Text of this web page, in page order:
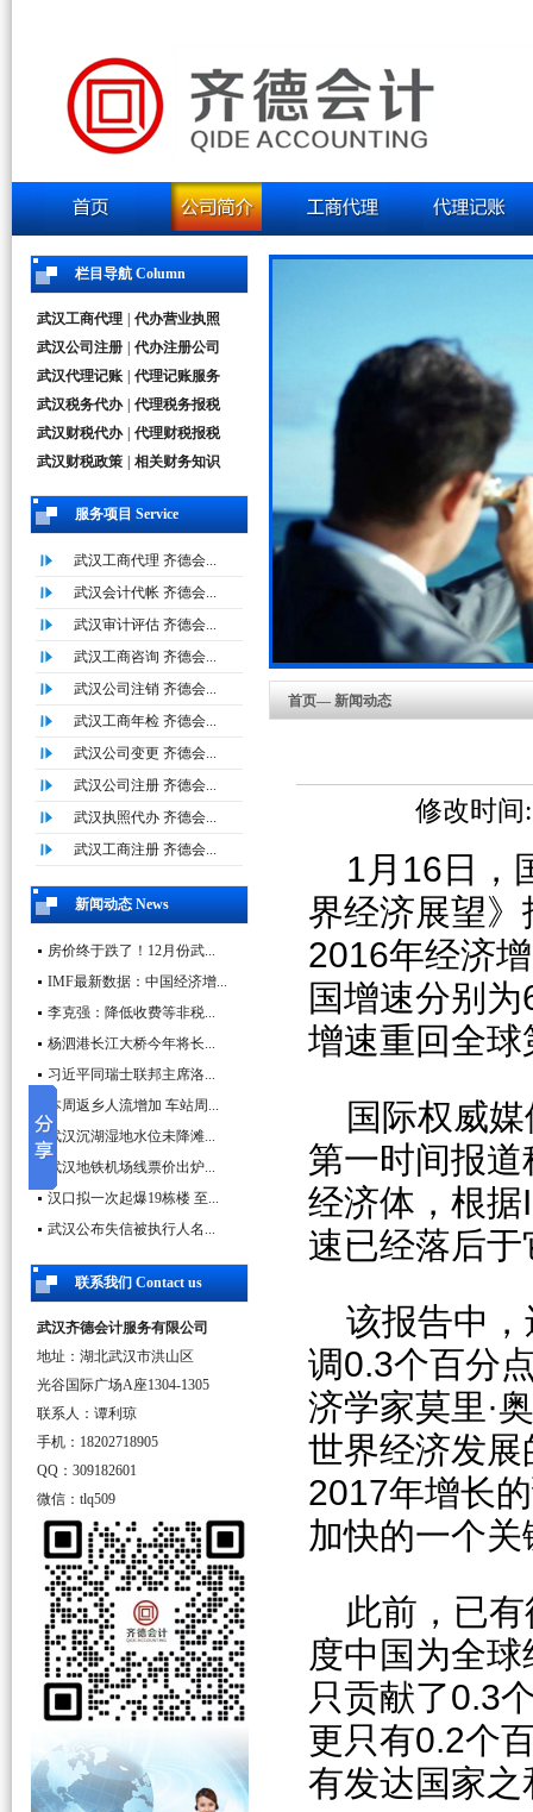
栏目导航 Column
武汉工商代理
代办营业执照
武汉公司注册
代办注册公司
武汉代理记账
代理记账服务
武汉税务代办
代理税务报税
武汉财税代办
代理财税报税
武汉财税政策
相关财务知识
服务项目 Service
武汉工商代理 齐德会...
武汉会计代帐 齐德会...
武汉审计评估 齐德会...
武汉工商咨询 齐德会...
武汉公司注销 齐德会...
武汉工商年检 齐德会...
武汉公司变更 齐德会...
武汉公司注册 齐德会...
武汉执照代办 齐德会...
武汉工商注册 齐德会...
新闻动态 News
房价终于跌了！12月份武...
IMF最新数据：中国经济增...
李克强：降低收费等非税...
杨泗港长江大桥今年将长...
习近平同瑞士联邦主席洛...
本周返乡人流增加 车站周...
武汉沉湖湿地水位未降滩...
武汉地铁机场线票价出炉...
汉口拟一次起爆19栋楼 至...
武汉公布失信被执行人名...
联系我们 Contact us
武汉齐德会计服务有限公司
地址：湖北武汉市洪山区
光谷国际广场A座1304-1305
联系人：谭利琼
手机：18202718905
QQ：309182601
微信：tlq509
首页— 新闻动态
修改时间
1月16日，
界经济展望
2016年经济
国增速分别
增速重回全球
国际权威
第一时间报
经济体，根
速已经落后
该报告中
调0.3个百分
济学家莫里·
世界经济发
2017年增长
加快的一个关
此前，已
度中国为全
只贡献了0.3
更只有0.2个
有发达国家之